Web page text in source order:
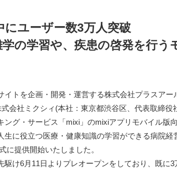
にユーザー数3万人突破
学の学習や、疾患の啓発を行
イトを企画・開発・運営する株式会社プラスアー
会社ミクシィ(本社：東京都渋谷区、代表取締役
ング・サービス「mixi」のmixiアプリモバイル版
生に役立つ医療・健康知識の学習ができる病院経
に提供開始いたしました。
駆け6月11日よりプレオープンをしており、既に